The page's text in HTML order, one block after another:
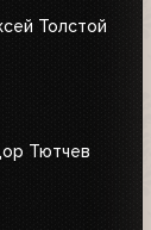
Толстой
Тютчев